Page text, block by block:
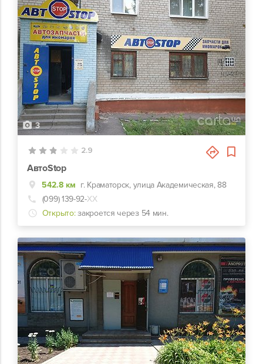
3
2.9
АвтоStop
542.8 км г. Краматорск, улица Академическая, 88
(099) 139-92-ХХ
Открыто: закроется через 54 мин.